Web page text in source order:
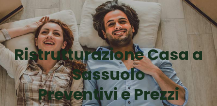
Ristrutturazione Casa a
Sassuolo
Preventivi e Prezzi